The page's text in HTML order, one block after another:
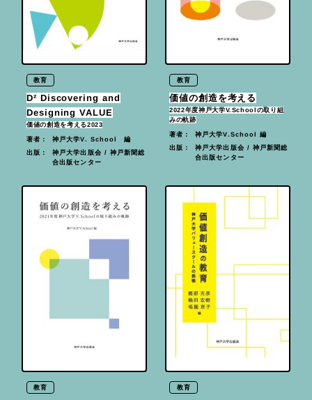
教育
D² Discovering and
Designing VALUE
価値の創造を考える2023
著者： 神戸大学V. School 編
出版： 神戸大学出版会 / 神戸新聞総
合出版センター
教育
価値の創造を考える
2022年度神戸大学V.Schoolの取り組
みの軌跡
著者： 神戸大学V.School 編
出版： 神戸大学出版会 / 神戸新聞総
合出版センター
教育 教育